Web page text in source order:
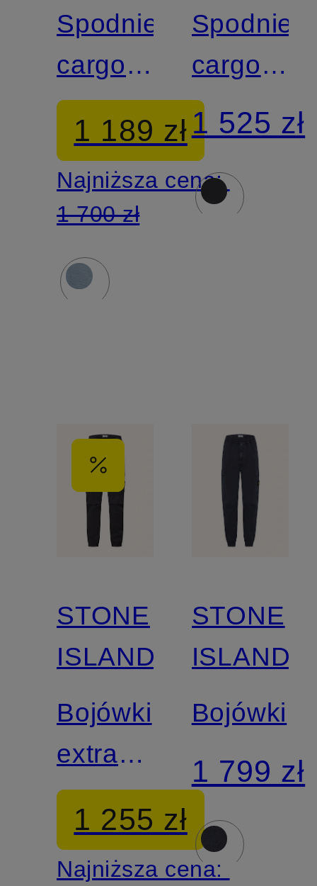
Spodnie
cargo
Extra
Slim Fit
1 189 zł
Najniższa cena:
1 700 zł
Spodnie
cargo
Regular
Fit
1 525 zł
STONE
ISLAND
Bojówki
extra
slim fit
1 255 zł
Najniższa cena:
STONE
ISLAND
Bojówki
1 799 zł